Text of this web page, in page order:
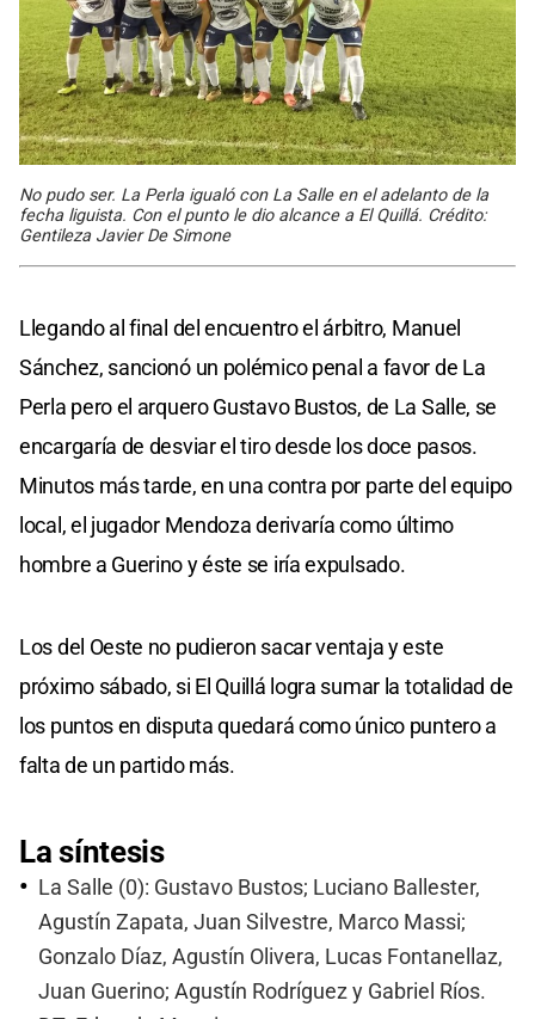
No pudo ser. La Perla igualó con La Salle en el adelanto de la
fecha liguista. Con el punto le dio alcance a El Quillá. Crédito:
Gentileza Javier De Simone
Llegando al final del encuentro el árbitro, Manuel
Sánchez, sancionó un polémico penal a favor de La
Perla pero el arquero Gustavo Bustos, de La Salle, se
encargaría de desviar el tiro desde los doce pasos.
Minutos más tarde, en una contra por parte del equipo
local, el jugador Mendoza derivaría como último
hombre a Guerino y éste se iría expulsado.
Los del Oeste no pudieron sacar ventaja y este
próximo sábado, si El Quillá logra sumar la totalidad de
los puntos en disputa quedará como único puntero a
falta de un partido más.
La síntesis
La Salle (0): Gustavo Bustos; Luciano Ballester,
Agustín Zapata, Juan Silvestre, Marco Massi;
Gonzalo Díaz, Agustín Olivera, Lucas Fontanellaz,
Juan Guerino; Agustín Rodríguez y Gabriel Ríos.